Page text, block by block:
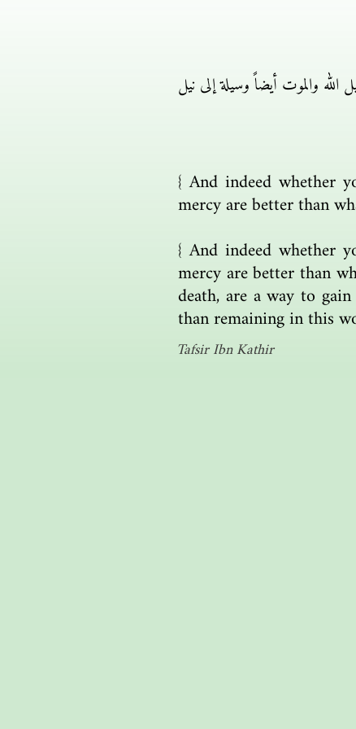
والموت أيضاً وسيلة إلى نيل
{ And indeed whether
mercy are better than
{ And indeed whether
mercy are better than
death, are a way to
than remaining in this
Tafsir Ibn Kathir